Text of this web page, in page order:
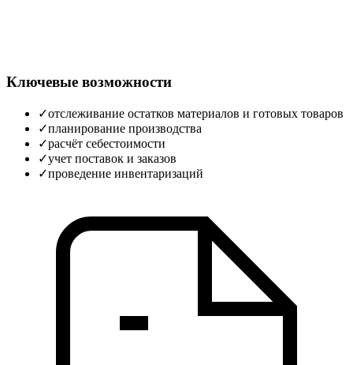
Ключевые возможности
✓отслеживание остатков материалов и готовых товаров
✓планирование производства
✓расчёт себестоимости
✓учет поставок и заказов
✓проведение инвентаризаций